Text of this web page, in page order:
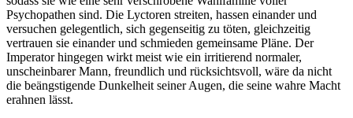
Psychopathen sind. Die Lyctoren streiten, hassen einander und
versuchen gelegentlich, sich gegenseitig zu töten, gleichzeitig
vertrauen sie einander und schmieden gemeinsame Pläne. Der
Imperator hingegen wirkt meist wie ein irritierend normaler,
unscheinbarer Mann, freundlich und rücksichtsvoll, wäre da nicht
die beängstigende Dunkelheit seiner Augen, die seine wahre Macht
erahnen lässt.